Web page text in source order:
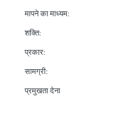
मापने का माध्यम:
शक्ति:
प्रकार:
सामग्री:
प्रमुखता देना